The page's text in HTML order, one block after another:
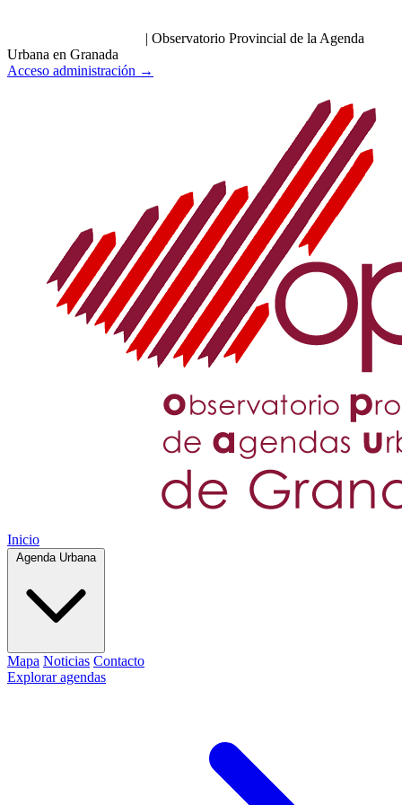
| Observatorio Provincial de la Agenda
Urbana en Granada
Acceso administración →
Inicio
Agenda Urbana
Mapa Noticias Contacto
Explorar agendas